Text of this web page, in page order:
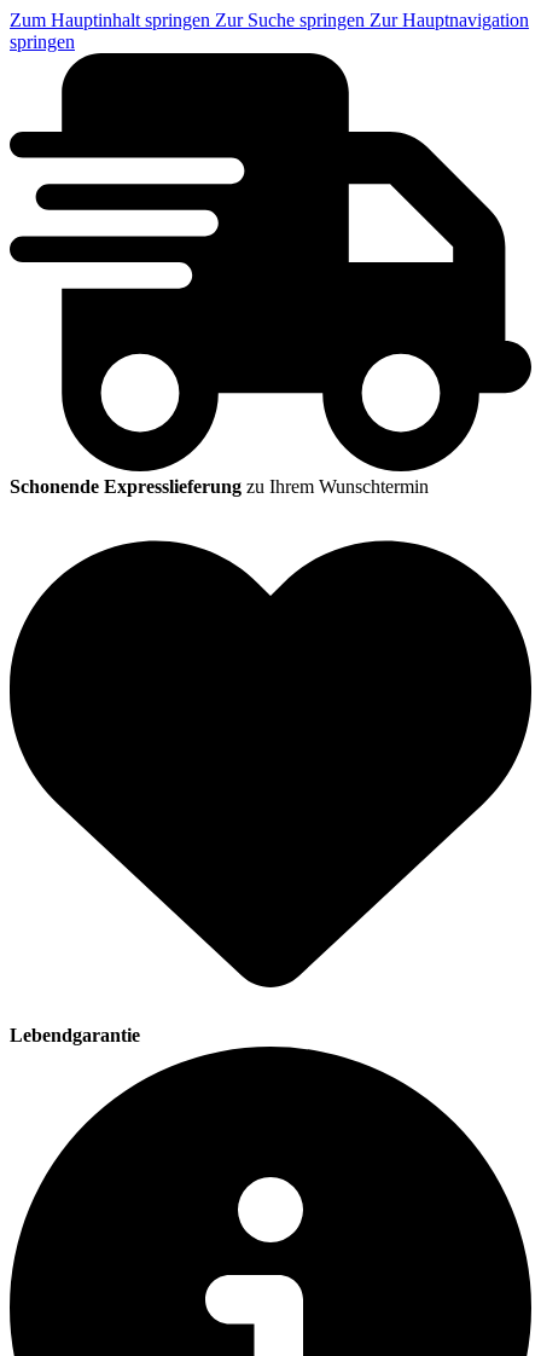
Zum Hauptinhalt springen Zur Suche springen Zur Hauptnavigation
springen
Schonende Expresslieferung zu Ihrem Wunschtermin
Lebendgarantie